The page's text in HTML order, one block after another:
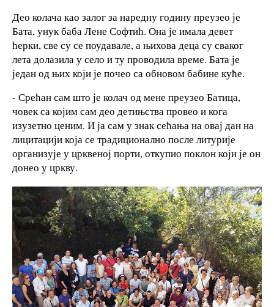
Део колача као залог за наредну годину преузео је
Бата, унук баба Лене Софтић. Она је имала девет
ћерки, све су се поудавале, а њихова деца су сваког
лета долазила у село и ту проводила време. Бата је
један од њих који је почео са обновом бабине куће.
- Срећан сам што је колач од мене преузео Батица,
човек са којим сам део детињства провео и кога
изузетно ценим. И ја сам у знак сећања на овај дан на
лицитацији која се традиционално после литурије
организује у црквеној порти, откупио поклон који је он
донео у цркву.